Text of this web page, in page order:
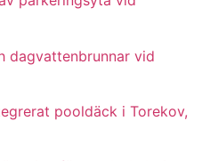
dagvattenbrunnar vid
pooldäck i Torekov,